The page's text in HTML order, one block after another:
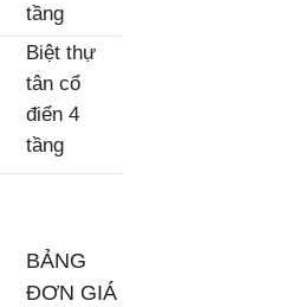
tầng
Biệt thự
tân cổ
điển 4
tầng
BẢNG
ĐƠN GIÁ